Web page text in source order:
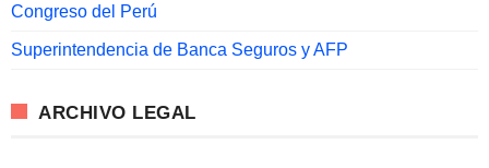
Congreso del Perú
Superintendencia de Banca Seguros y AFP
ARCHIVO LEGAL